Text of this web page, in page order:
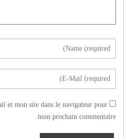
et mon site dans le navigateur pour
mon prochain commentaire.